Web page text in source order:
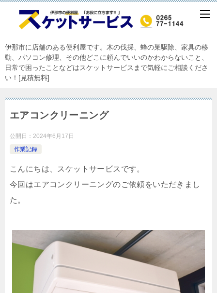
伊那市に店舗のある便利屋です。木の伐採、蜂の巣駆除、家具の移
動、パソコン修理、その他どこに頼んでいいのかわからないこと、
日常で困ったことなどはスケットサービスまで気軽にご相談くださ
い！[見積無料]
エアコンクリーニング
公開日： 2024年6月17日
作業記録
こんにちは、スケットサービスです。
今回はエアコンクリーニングのご依頼をいただきまし
た。